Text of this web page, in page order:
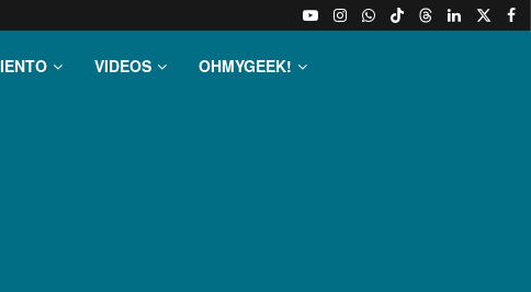
VIDEOS OHMYGEEK!